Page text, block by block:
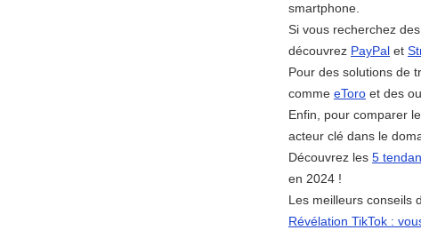
smartphone.
Si vous recherchez
découvrez PayPal et
Pour des solutions de
comme eToro et des
Enfin, pour comparer
acteur clé dans le
Découvrez les 5
en 2024 !
Les meilleurs conseils
Révélation TikTok :